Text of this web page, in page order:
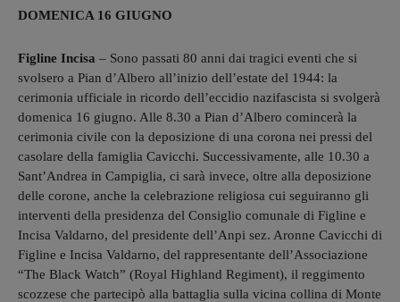
DOMENICA 16 GIUGNO
Figline Incisa – Sono passati 80 anni dai tragici eventi che si
svolsero a Pian d’Albero all’inizio dell’estate del 1944: la
cerimonia ufficiale in ricordo dell’eccidio nazifascista si svolgerà
domenica 16 giugno. Alle 8.30 a Pian d’Albero comincerà la
cerimonia civile con la deposizione di una corona nei pressi del
casolare della famiglia Cavicchi. Successivamente, alle 10.30 a
Sant’Andrea in Campiglia, ci sarà invece, oltre alla deposizione
delle corone, anche la celebrazione religiosa cui seguiranno gli
interventi della presidenza del Consiglio comunale di Figline e
Incisa Valdarno, del presidente dell’Anpi sez. Aronne Cavicchi di
Figline e Incisa Valdarno, del rappresentante dell’Associazione
“The Black Watch” (Royal Highland Regiment), il reggimento
scozzese che partecipò alla battaglia sulla vicina collina di Monte